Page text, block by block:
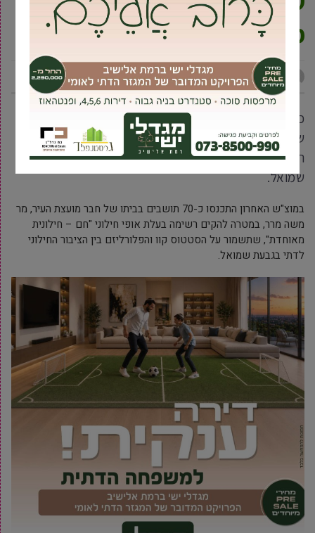
מאוחדת.
מקומונט גבעת שמואל 9 ספטמבר, 2008
כ-70 תושבים נכחו בכינוס ההקמה של הרשימה
שתיקרא:"חם – חילונית מאוחדת" ואשר מטרותיה הינם
הסטטוס קוו והפלורליזם בין הציבור החילוני לדתי בגבעת
שמואל.
במוצ"ש האחרון התכנסו כ-70 תושבים בביתו של חבר מועצת העיר, מר
משה מרר, במטרה להקים רשימה בעלת אופי חילוני "חם – חילונית
מאוחדת", שתשמור על הסטטוס קוו והפלורליזם בין הציבור החילוני
לדתי בגבעת שמואל.